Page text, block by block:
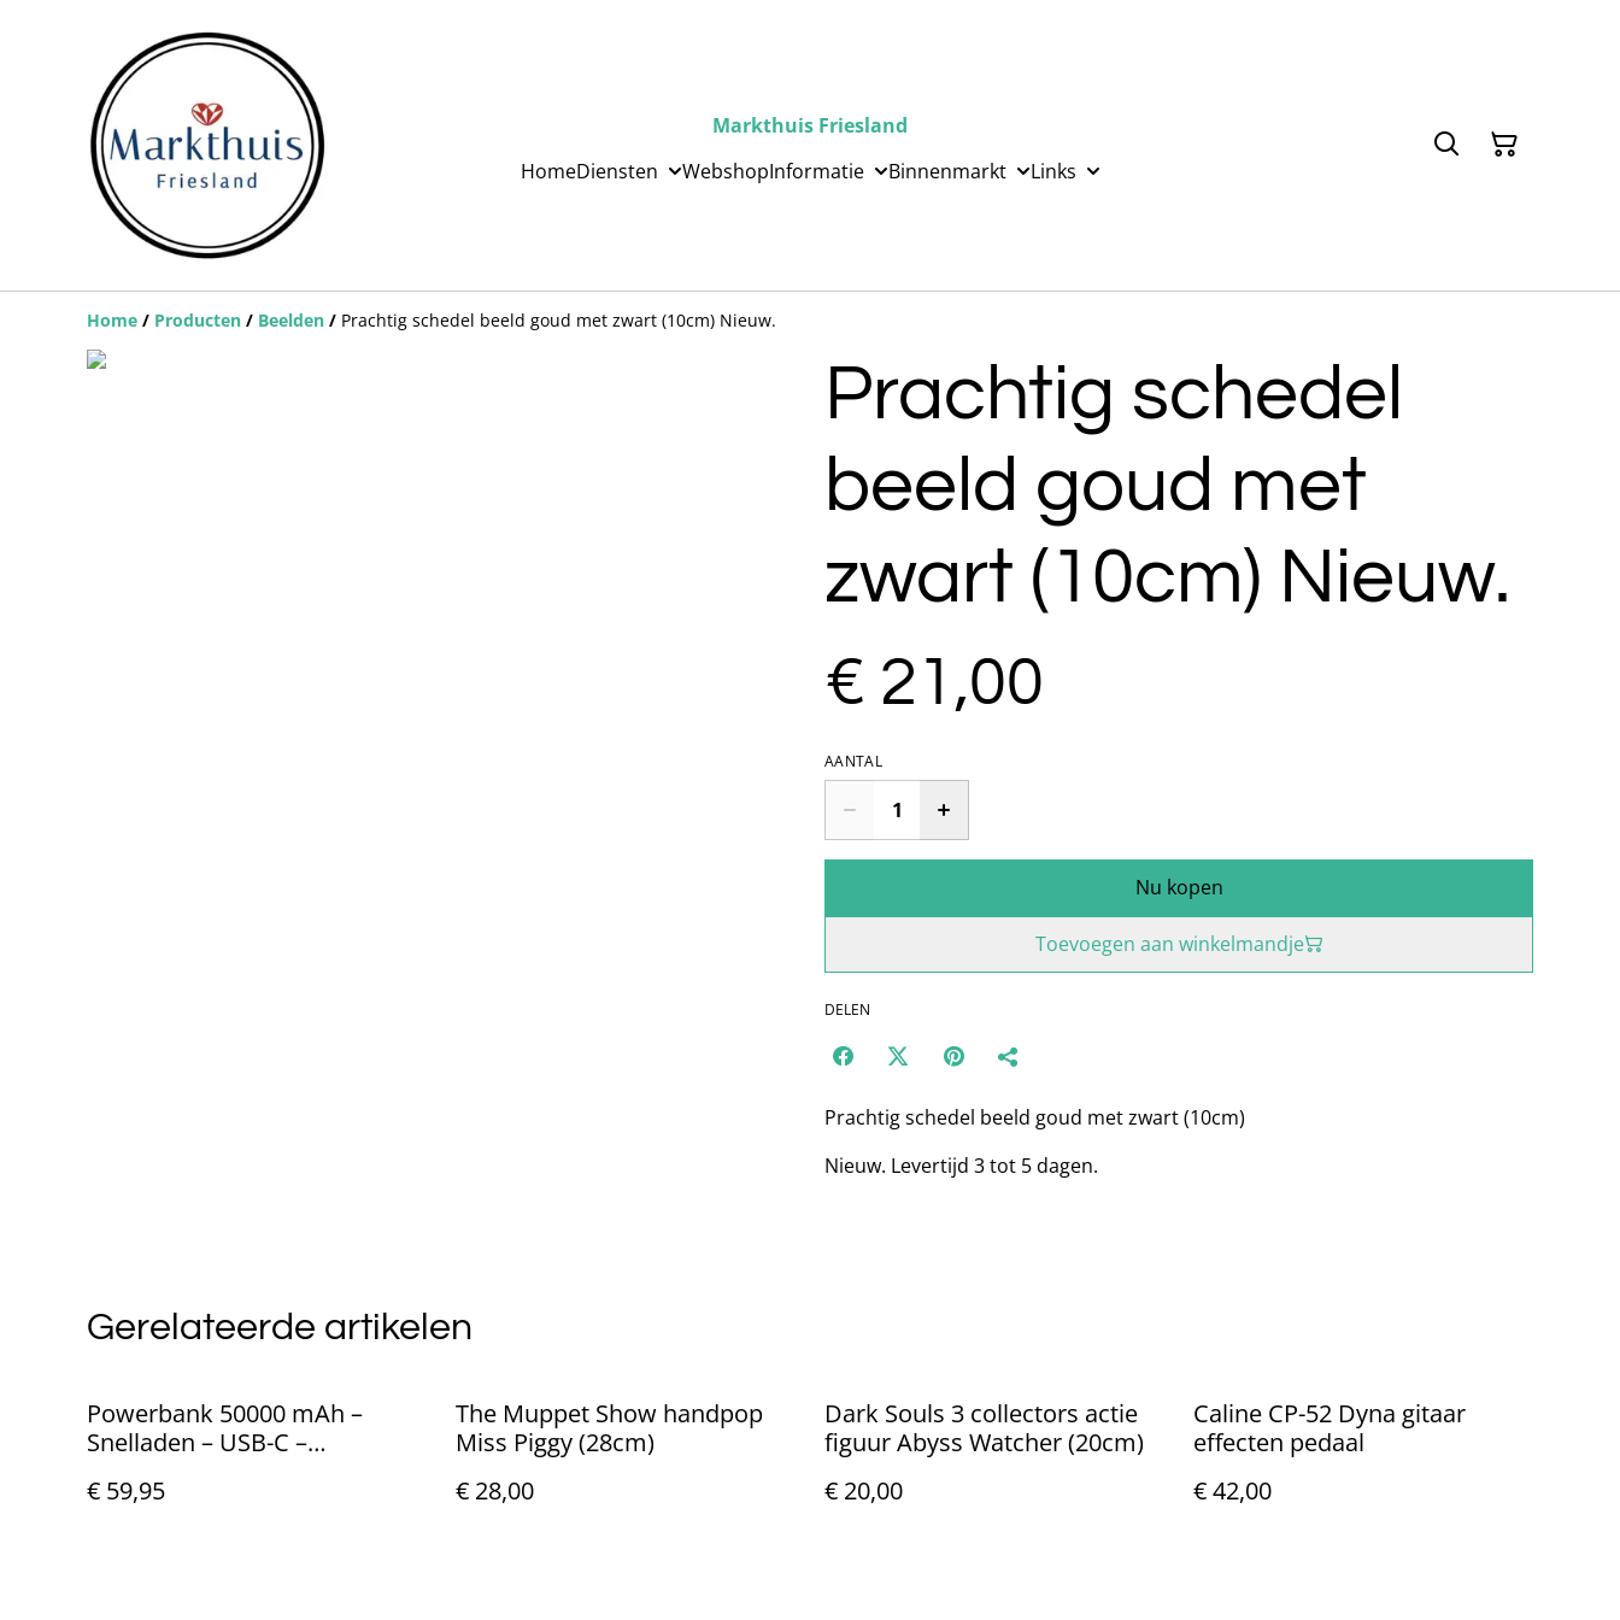
Markthuis Friesland
HomeDiensten WebshopInformatie Binnenmarkt Links
Home / Producten / Beelden / Prachtig schedel beeld goud met zwart (10cm) Nieuw.
Prachtig schedel
beeld goud met
zwart (10cm) Nieuw.
€ 21,00
AANTAL
Nu kopen
Toevoegen aan winkelmandje
DELEN
Prachtig schedel beeld goud met zwart (10cm)
Nieuw. Levertijd 3 tot 5 dagen.
Gerelateerde artikelen
Powerbank 50000 mAh –
Snelladen – USB-C –
€ 59,95
The Muppet Show handpop
Miss Piggy (28cm)
€ 28,00
Dark Souls 3 collectors actie
figuur Abyss Watcher (20cm)
€ 20,00
Caline CP-52 Dyna gitaar
effecten pedaal
€ 42,00